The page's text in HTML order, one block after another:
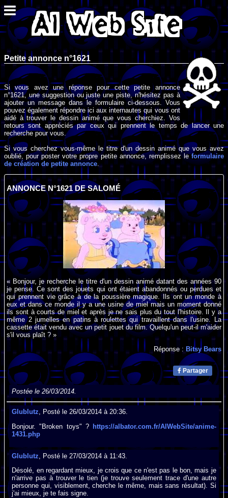
Petite annonce n°1621
Si vous avez une réponse pour cette petite annonce
n°1621, une suggestion ou juste une piste, n'hésitez pas à
ajouter un message dans le formulaire ci-dessous. Vous
pouvez également répondre ici aux internautes qui vous ont
aidé à trouver le dessin animé que vous cherchiez. Vos
retours sont appréciés par ceux qui prennent le temps de lancer une
recherche pour vous.
Si vous cherchez vous-même le titre d'un dessin animé que vous avez
oublié, pour poster votre propre petite annonce, remplissez leformulaire
de création de petite annonce .
ANNONCE N°1621 DE SALOMÉ
« Bonjour, je recherche le titre d'un dessin animé datant des années 90
je pense. Ce sont des jouets qui ont étaient abandonnés ou perdues et
qui prennent vie grâce à de la poussière magique. Ils ont un monde à
eux et dans ce monde il y a une usine de miel mais un moment donné
ils sont à courts de miel et après je ne sais plus du tout l'histoire. Il y a
même 2 jumelles en patins à roulettes qui travaillent dans l'usine. La
cassette était vendu avec un petit jouet du film. Quelqu'un peut-il m'aider
s'il vous plaît ? »
Réponse : Bitsy Bears
Partager
Postée le 26/03/2014.
Glublutz, Posté le 26/03/2014 à 20:36.
Bonjour. "Broken toys" ? https://albator.com.fr/AlWebSite/anime-
1431.php
Glublutz, Posté le 27/03/2014 à 11:43.
Désolé, en regardant mieux, je crois que ce n'est pas le bon, mais je
n'arrive pas à trouver le tien (je trouve seulement trace d'une autre
personne qui, visiblement, cherche le même, mais sans résultat). Si
j'ai mieux, je te fais signe.